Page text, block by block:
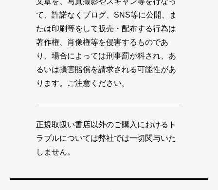
て、許諾なくブログ、SNS等に公開、ま
たは印刷等をして販売・配布する行為は
著作権、肖像権等を侵害するものであ
り、場合によっては刑事罰が科され、あ
るいは損害賠償を請求される可能性があ
ります。ご注意ください。
正規取扱い書店以外のご購入におけるト
ラブルについては弊社では一切関与いた
しません。